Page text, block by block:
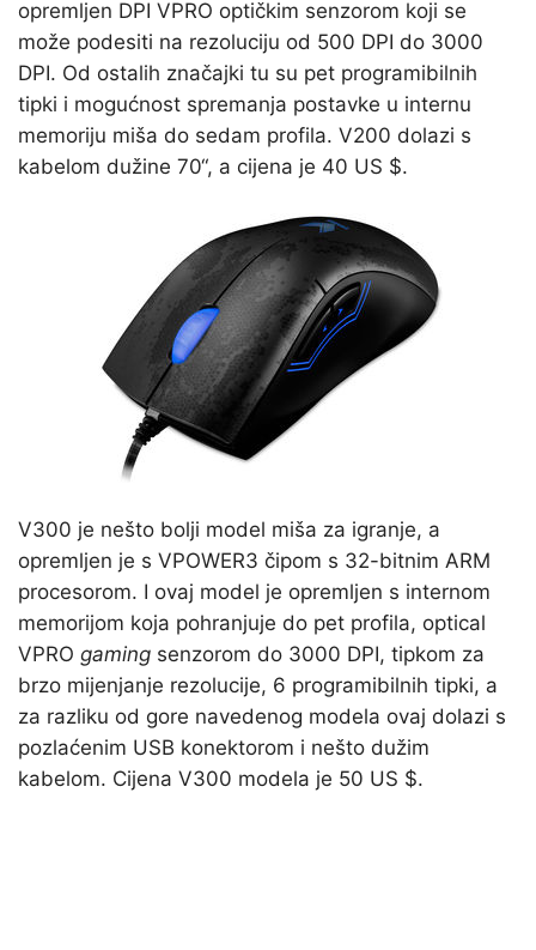
opremljen DPI VPRO optičkim senzorom koji se
može podesiti na rezoluciju od 500 DPI do 3000
DPI. Od ostalih značajki tu su pet programibilnih
tipki i mogućnost spremanja postavke u internu
memoriju miša do sedam profila. V200 dolazi s
kabelom dužine 70“, a cijena je 40 US $.
V300 je nešto bolji model miša za igranje, a
opremljen je s VPOWER3 čipom s 32-bitnim ARM
procesorom. I ovaj model je opremljen s internom
memorijom koja pohranjuje do pet profila, optical
VPRO gaming senzorom do 3000 DPI, tipkom za
brzo mijenjanje rezolucije, 6 programibilnih tipki, a
za razliku od gore navedenog modela ovaj dolazi s
pozlaćenim USB konektorom i nešto dužim
kabelom. Cijena V300 modela je 50 US $.